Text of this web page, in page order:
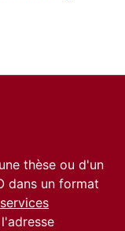
thèse ou d'un
dans un format
services